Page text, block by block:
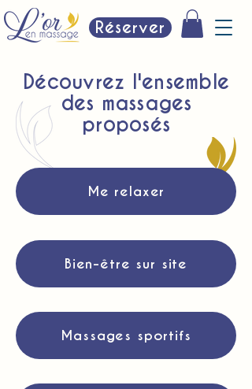
Réserver
Découvrez l'ensemble
des massages
proposés
Me relaxer
Bien-être sur site
Massages sportifs